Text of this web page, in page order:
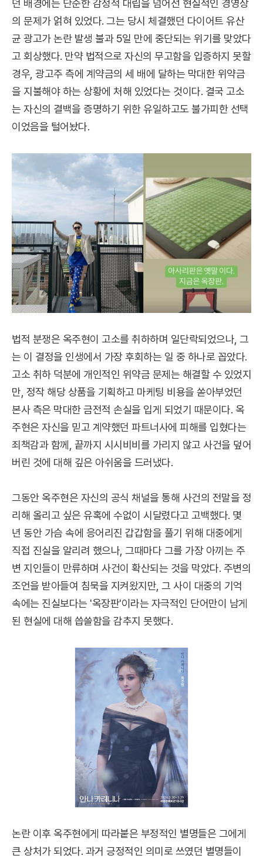
던 배경에는 단순한 감정적 대립을 넘어선 현실적인 경영상
의 문제가 얽혀 있었다. 그는 당시 체결했던 다이어트 유산
균 광고가 논란 발생 불과 5일 만에 중단되는 위기를 맞았다
고 회상했다. 만약 법적으로 자신의 무고함을 입증하지 못할
경우, 광고주 측에 계약금의 세 배에 달하는 막대한 위약금
을 지불해야 하는 상황에 처해 있었다는 것이다. 결국 고소
는 자신의 결백을 증명하기 위한 유일하고도 불가피한 선택
이었음을 털어놨다.
법적 분쟁은 옥주현이 고소를 취하하며 일단락되었으나, 그
는 이 결정을 인생에서 가장 후회하는 일 중 하나로 꼽았다.
고소 취하 덕분에 개인적인 위약금 문제는 해결할 수 있었지
만, 정작 해당 상품을 기획하고 마케팅 비용을 쏟아부었던
본사 측은 막대한 금전적 손실을 입게 되었기 때문이다. 옥
주현은 자신을 믿고 계약했던 파트너사에 피해를 입혔다는
죄책감과 함께, 끝까지 시시비비를 가리지 않고 사건을 덮어
버린 것에 대해 깊은 아쉬움을 드러냈다.
그동안 옥주현은 자신의 공식 채널을 통해 사건의 전말을 정
리해 올리고 싶은 유혹에 수없이 시달렸다고 고백했다. 몇
년 동안 가슴 속에 응어리진 갑갑함을 풀기 위해 대중에게
직접 진실을 알리려 했으나, 그때마다 그를 가장 아끼는 주
변 지인들이 만류하며 사건이 확산되는 것을 막았다. 주변의
조언을 받아들여 침묵을 지켜왔지만, 그 사이 대중의 기억
속에는 진실보다는 '옥장판'이라는 자극적인 단어만이 남게
된 현실에 대해 씁쓸함을 감추지 못했다.
논란 이후 옥주현에게 따라붙은 부정적인 별명들은 그에게
큰 상처가 되었다. 과거 긍정적인 의미로 쓰였던 별명들이